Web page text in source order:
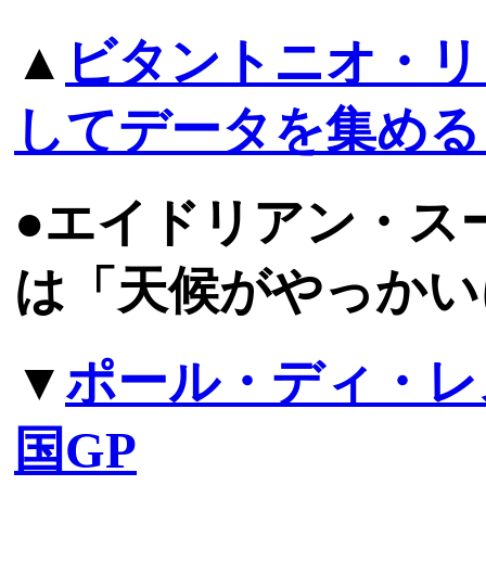
▲ ビタントニオ・
してデータを集め
●エイドリアン・ス
は「天候がやっか
▼ ポール・ディ・
国GP